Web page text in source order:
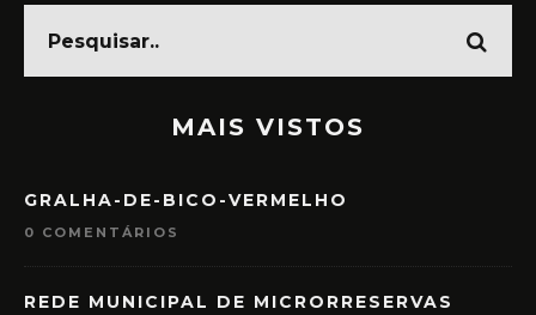
MAIS VISTOS
GRALHA-DE-BICO-VERMELHO
0 COMENTÁRIOS
REDE MUNICIPAL DE MICRORRESERVAS